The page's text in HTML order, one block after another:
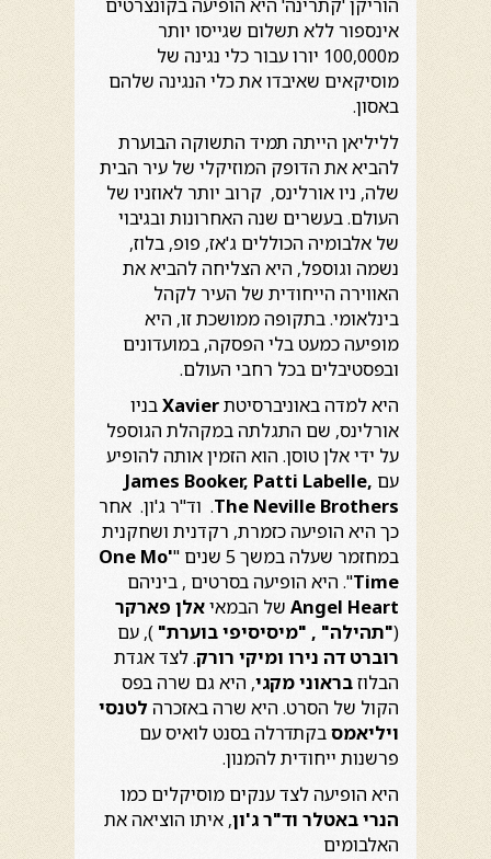
הוריקן 'קתרינה' היא הופיעה בקונצרטים
אינספור ללא תשלום שגייסו יותר
מ100,000 יורו עבור כלי נגינה של
מוסיקאים שאיבדו את כלי הנגינה שלהם
באסון.
לליליאן הייתה תמיד התשוקה הבוערת
להביא את הדופק המוזיקלי של עיר הבית
שלה, ניו אורלינס, קרוב יותר לאוזניו של
העולם. בעשרים שנה האחרונות ובגיבוי
של אלבומיה הכוללים ג'אז, פופ, בלוז,
נשמה וגוספל, היא הצליחה להביא את
האווירה הייחודית של העיר לקהל
בינלאומי. בתקופה ממושכת זו, היא
מופיעה כמעט בלי הפסקה, במועדונים
ובפסטיבלים בכל רחבי העולם.
היא למדה באוניברסיטתXavierבניו
אורלינס, שם התגלתה במקהלת הגוספל
על ידי אלן טוסן. הוא הזמין אותה להופיע
עם James Booker, Patti Labelle,
The Neville Brothers. וד"ר ג'ון. אחר
כך היא הופיעה כזמרת, רקדנית ושחקנית
במחזמר שעלה במשך 5 שנים "
One Mo'
Time". היא הופיעה בסרטים , ביניהם
Angel Heart של הבמאיאלן פארקר
("תהילה" , "מיסיסיפי בוערת" ), עם
רוברט דה נירו ומיקי רורק. לצד אגדת
הבלוזבראוני מקגי, היא גם שרה בפס
הקול של הסרט. היא שרה באזכרהלטנסי
ויליאמסבקתדרלה בסנט לואיס עם
פרשנות ייחודית להמנון.
היא הופיעה לצד ענקים מוסיקלים כמו
הנרי באטלר וד"ר ג'ון, איתו הוציאה את
האלבומים